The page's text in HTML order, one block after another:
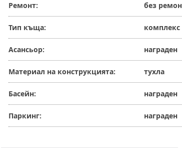
Ремонт: без
Тип къща: комплекс
Асансьор: награден
Материал на конструкцията: тухла
Басейн: награден
Паркинг: награден